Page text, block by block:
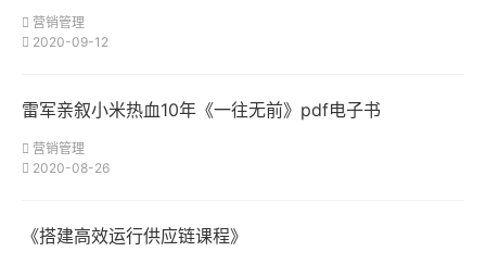
营销管理
2020-09-12
雷军亲叙小米热血10年《一往无前》pdf电子书
营销管理
2020-08-26
《搭建高效运行供应链课程》